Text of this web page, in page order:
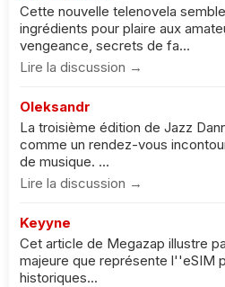
Cette nouvelle telenovela
ingrédients pour plaire aux
vengeance, secrets de fa...
Lire la discussion →
Oleksandr
La troisième édition de Jazz
comme un rendez-vous
de musique. ...
Lire la discussion →
Keyyne
Cet article de Megazap illustre
majeure que représente l''eSIM
historiques...